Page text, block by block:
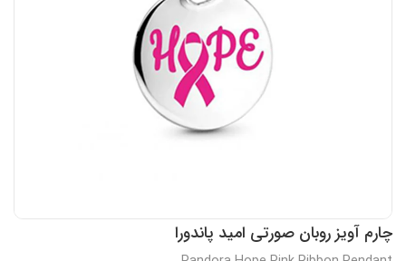
چارم آویز روبان صورتی امید پاندورا